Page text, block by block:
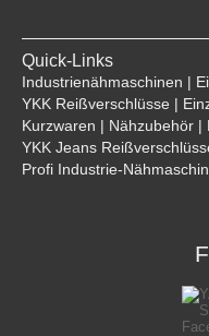
Quick-Links
Industrienähmaschinen |
YKK Reißverschlüsse |
Kurzwaren | Nähzubehör
YKK Jeans
Profi Industrie-